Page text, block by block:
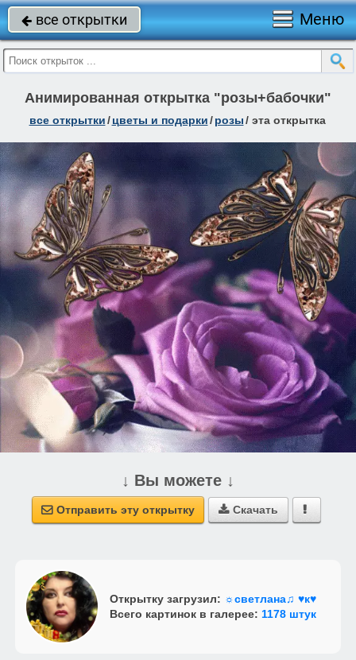
 все открытки Меню
Анимированная открытка "розы+бабочки"
все открытки/ цветы и подарки/ розы/ эта открытка
↓ Вы можете ↓
 Отправить эту открытку  Скачать 
Открытку загрузил: ☼светлана♫ ♥к♥
Всего картинок в галерее: 1178 штук